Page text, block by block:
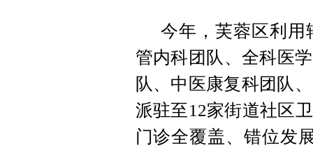
今年，芙蓉区利用
管内科团队、全科医
队、中医康复科团队
派驻至12家街道社区
门诊全覆盖、错位发